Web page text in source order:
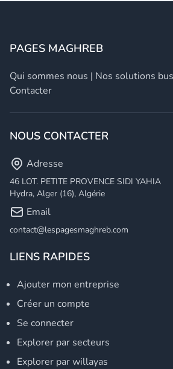
PAGES MAGHREB
Qui sommes nous | Nos solutions
Contacter
NOUS CONTACTER
Adresse
46 LOT. PETITE PROVENCE SIDI YAHIA
Hydra, Alger (16), Algérie
Email
contact@lespagesmaghreb.com
LIENS RAPIDES
Ajouter mon entreprise
Créer un compte
Se connecter
Explorer par secteurs
Explorer par willayas